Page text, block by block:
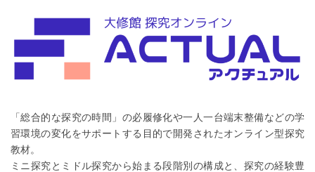
「総合的な探究の時間」の必履修化や一人一台端末整備などの学
習環境の変化をサポートする目的で開発されたオンライン型探究
教材。
ミニ探究とミドル探究から始まる段階別の構成と、探究の経験豊